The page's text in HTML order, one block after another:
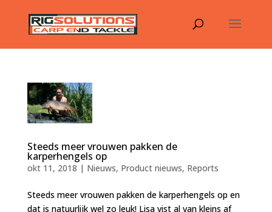
Steeds meer vrouwen pakken de
karperhengels op
okt 11, 2018 | Nieuws, Product nieuws, Reports
Steeds meer vrouwen pakken de karperhengels op en
dat is natuurlijk wel zo leuk! Lisa vist al van kleins af